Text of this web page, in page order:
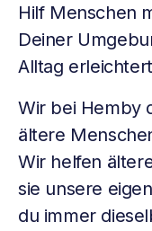
Hilf Menschen
Deiner
Alltag
Wir bei Hemby
ältere
Wir helfen
sie unsere
du immer